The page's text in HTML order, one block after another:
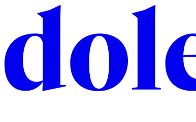
content